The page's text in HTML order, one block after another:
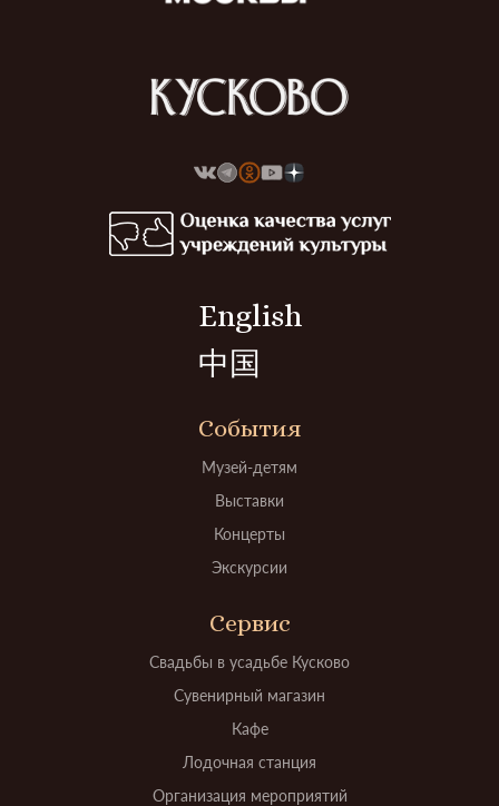
English
中国
События
Музей-детям
Выставки
Концерты
Экскурсии
Сервис
Свадьбы в усадьбе Кусково
Сувенирный магазин
Кафе
Лодочная станция
Организация мероприятий